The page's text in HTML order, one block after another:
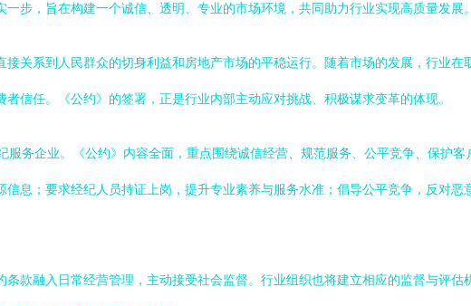
步，旨在构建一个诚信、透明、专业的市场环境，共同助力行业实现高质量发展。
关系到人民群众的切身利益和房地产市场的平稳运行。随着市场的发展，行业在
信任。《公约》的签署，正是行业内部主动应对挑战、积极谋求变革的体现。
务企业。《公约》内容全面，重点围绕诚信经营、规范服务、公平竞争、保护
息；要求经纪人员持证上岗，提升专业素养与服务水准；倡导公平竞争，反对恶
款融入日常经营管理，主动接受社会监督。行业组织也将建立相应的监督与评估